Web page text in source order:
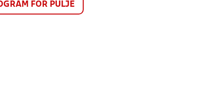
FOR PULJE